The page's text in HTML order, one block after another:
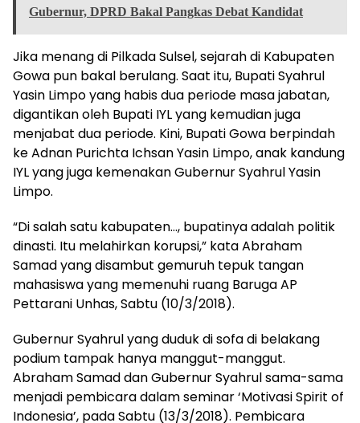
Gubernur, DPRD Bakal Pangkas Debat Kandidat
Jika menang di Pilkada Sulsel, sejarah di Kabupaten
Gowa pun bakal berulang. Saat itu, Bupati Syahrul
Yasin Limpo yang habis dua periode masa jabatan,
digantikan oleh Bupati IYL yang kemudian juga
menjabat dua periode. Kini, Bupati Gowa berpindah
ke Adnan Purichta Ichsan Yasin Limpo, anak kandung
IYL yang juga kemenakan Gubernur Syahrul Yasin
Limpo.
“Di salah satu kabupaten…, bupatinya adalah politik
dinasti. Itu melahirkan korupsi,” kata Abraham
Samad yang disambut gemuruh tepuk tangan
mahasiswa yang memenuhi ruang Baruga AP
Pettarani Unhas, Sabtu (10/3/2018).
Gubernur Syahrul yang duduk di sofa di belakang
podium tampak hanya manggut-manggut.
Abraham Samad dan Gubernur Syahrul sama-sama
menjadi pembicara dalam seminar ‘Motivasi Spirit of
Indonesia’, pada Sabtu (13/3/2018). Pembicara